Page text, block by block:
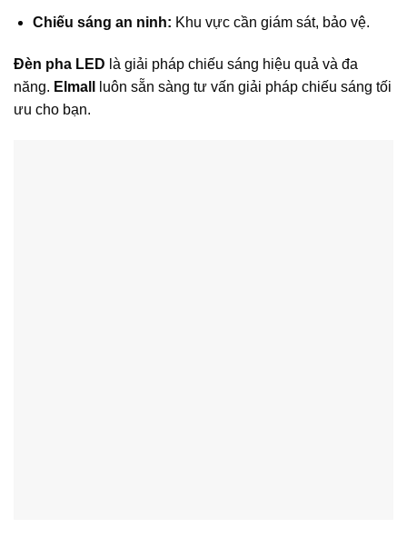
Chiếu sáng an ninh: Khu vực cần giám sát, bảo vệ.
Đèn pha LED là giải pháp chiếu sáng hiệu quả và đa
năng. Elmall
luôn sẵn sàng tư vấn giải pháp chiếu sáng tối
ưu cho bạn.